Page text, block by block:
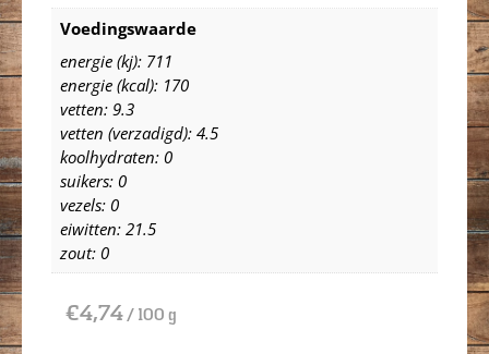
Voedingswaarde
energie (kj): 711
energie (kcal): 170
vetten: 9.3
vetten (verzadigd): 4.5
koolhydraten: 0
suikers: 0
vezels: 0
eiwitten: 21.5
zout: 0
€4,74/ 100 g